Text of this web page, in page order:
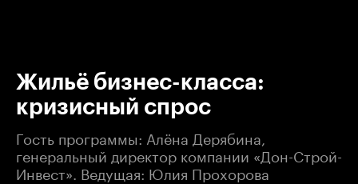
Жильё бизнес-класса:
кризисный спрос
Гость программы: Алёна Дерябина,
генеральный директор компании «Дон-Строй-
Инвест». Ведущая: Юлия Прохорова